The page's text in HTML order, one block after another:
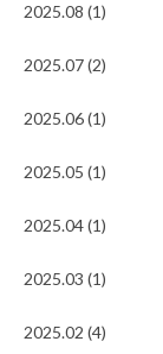
2025.08 (1)
2025.07 (2)
2025.06 (1)
2025.05 (1)
2025.04 (1)
2025.03 (1)
2025.02 (4)